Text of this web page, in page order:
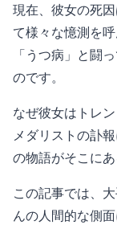
現在、彼女の死
て様々な憶測を
「うつ病」と闘
のです。
なぜ彼女はトレ
メダリストの訃
の物語がそこにあ
この記事では、
んの人間的な側